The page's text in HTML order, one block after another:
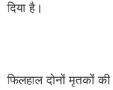
दिया है।
फिलहाल दोनों मृतकों